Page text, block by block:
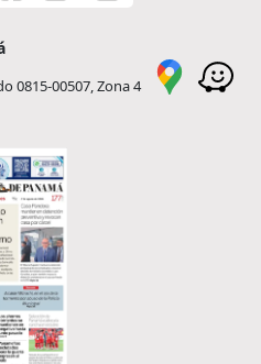
0815-00507, Zona 4